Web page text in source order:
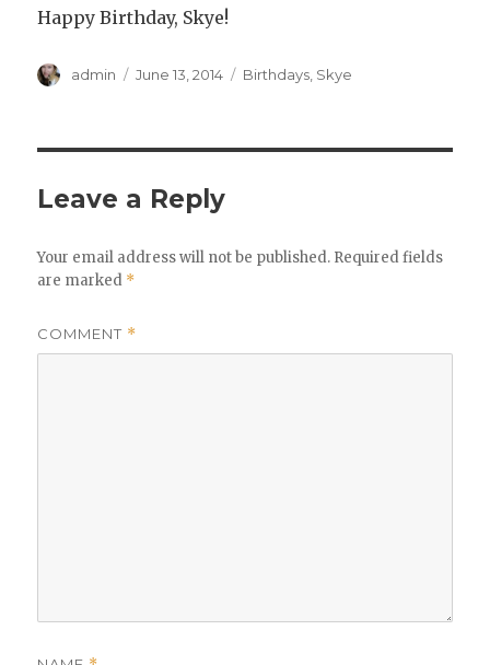
Happy Birthday, Skye!
Author
admin
Posted
June 13, 2014 Categories
Birthdays Skye
Leave a Reply
Your email address will not be published. Required fields
are marked *
COMMENT *